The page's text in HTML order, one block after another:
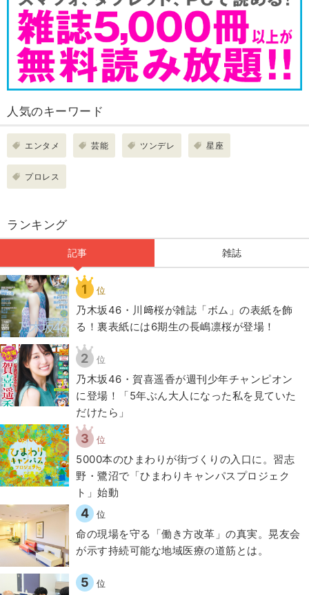
人気のキーワード
エンタメ 芸能 ツンデレ 星座
プロレス
ランキング
記事 雑誌
1 位
乃木坂46・川﨑桜が雑誌「ボム」の表紙を飾
る！裏表紙には6期生の長嶋凛桜が登場！
2 位
乃木坂46・賀喜遥香が週刊少年チャンピオン
に登場！「5年ぶん大人になった私を見ていた
だけたら」
3 位
5000本のひまわりが街づくりの入口に。習志
野・鷺沼で「ひまわりキャンパスプロジェク
ト」始動
4 位
​命の現場を守る「働き方改革」の真実。晃友会
が示す持続可能な地域医療の道筋とは。
5 位